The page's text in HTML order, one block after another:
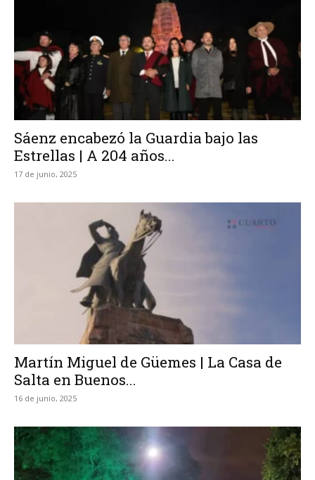
Sáenz encabezó la Guardia bajo las
Estrellas | A 204 años...
17 de junio, 2025
Martín Miguel de Güemes | La Casa de
Salta en Buenos...
16 de junio, 2025